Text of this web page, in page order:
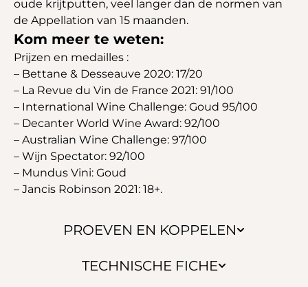
PROEVEN EN KOPPELEN
TECHNISCHE FICHE
oude krijtputten, veel langer dan de normen van
de Appellation van 15 maanden.
Kom meer te weten:
Prijzen en medailles :
– Bettane & Desseauve 2020: 17/20
– La Revue du Vin de France 2021: 91/100
– International Wine Challenge: Goud 95/100
– Decanter World Wine Award: 92/100
– Australian Wine Challenge: 97/100
– Wijn Spectator: 92/100
– Mundus Vini: Goud
– Jancis Robinson 2021: 18+.